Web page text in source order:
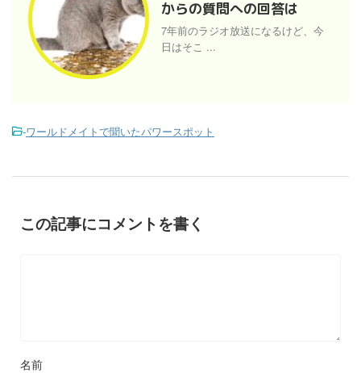
からの質問への回答は
7年前のラジオ放送になるけど、今
日はそこ ...
-ワールドメイトで聞いたパワースポット
この記事にコメントを書く
名前